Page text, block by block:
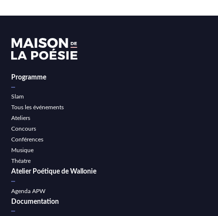
Programme
Slam
Tous les événements
Ateliers
Concours
Conférences
Musique
Théatre
Atelier Poétique de Wallonie
Agenda APW
Documentation